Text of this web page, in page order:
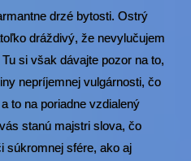
drzé bytosti. Ostrý
dráždivý, že nevylučujem
si však dávajte pozor na to,
nepríjemnej vulgárnosti, čo
to na poriadne vzdialený
stanú majstri slova, čo
súkromnej sfére, ako aj